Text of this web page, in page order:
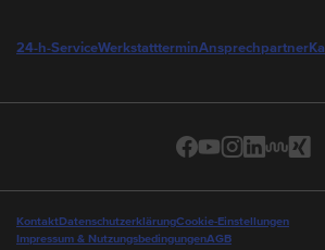
24-h-ServiceWerkstattterminAnsprechpartner
KontaktDatenschutzerklärungCookie-Einstellungen
Impressum & NutzungsbedingungenAGB